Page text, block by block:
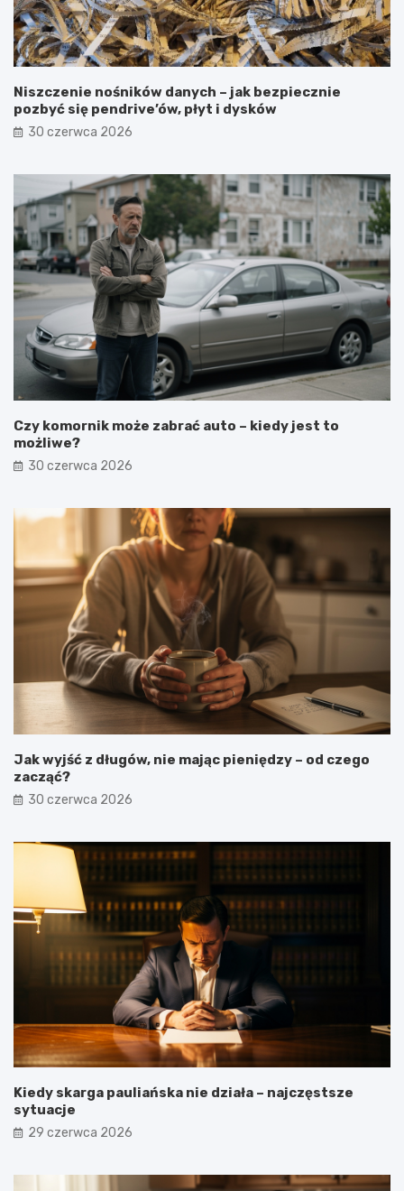
Niszczenie nośników danych – jak bezpiecznie
pozbyć się pendrive’ów, płyt i dysków
30 czerwca 2026
Czy komornik może zabrać auto – kiedy jest to
możliwe?
30 czerwca 2026
Jak wyjść z długów, nie mając pieniędzy – od czego
zacząć?
30 czerwca 2026
Kiedy skarga pauliańska nie działa – najczęstsze
sytuacje
29 czerwca 2026